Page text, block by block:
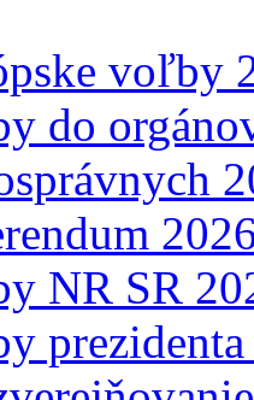
voľby
do
NR SR